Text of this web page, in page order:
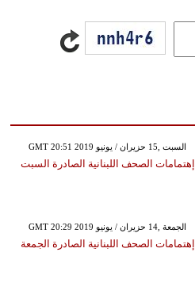
GMT 20:51 2019 السبت ,15 حزيران / يونيو
إهتمامات الصحف اللبنانية الصادرة السبت
GMT 20:29 2019 الجمعة ,14 حزيران / يونيو
إهتمامات الصحف اللبنانية الصادرة الجمعة